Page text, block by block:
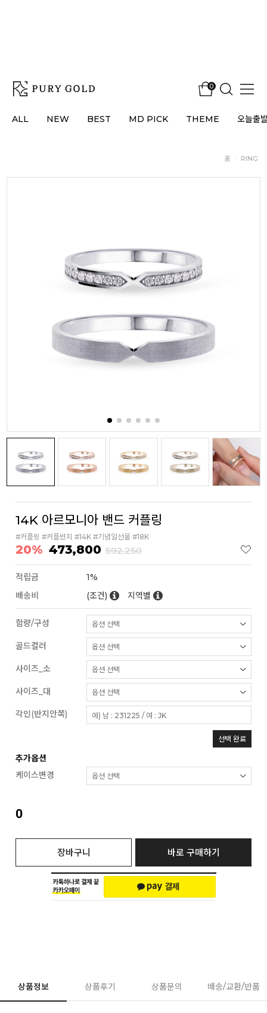
0
ALL NEW BEST MD PICK THEME 오늘출
홈 · RING
14K 아르모니아 밴드 커플링
#커플링 #커플반지 #14K #기념일선물 #18K
20% 473,800 592,250
적립금
1%
배송비
(조건) 지역별
함량/구성
골드컬러
사이즈_소
사이즈_대
각인(반지안쪽)
선택 완료
추가옵션
케이스변경
0
장바구니 바로 구매하기
상품정보 상품후기 상품문의 배송/교환/반품